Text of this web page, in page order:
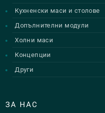
Кухненски маси и столове
Допълнителни модули
Холни маси
Концепции
Други
ЗА НАС